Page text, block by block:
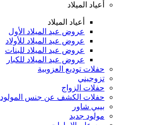
أعياد الميلاد
أعياد الميلاد
عروض عيد الميلاد الأول
عروض عيد الميلاد للأولاد
عروض عيد الميلاد للبنات
عروض عيد الميلاد للكبار
حفلات توديع العزوبية
تزوجيني
حفلات الزواج
حفلات الكشف عن جنس المولود
بيبي شاور
مولود جديد